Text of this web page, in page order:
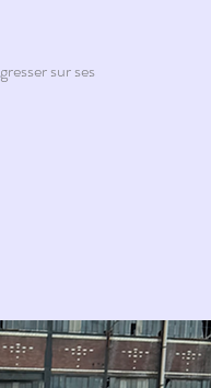
sur ses